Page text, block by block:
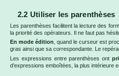
2.2 Utiliser les parenthèses
Les parenthèses facilitent la lecture des
la priorité des opérateurs. Il ne faut pas
En mode édition, quand le curseur est
gras ainsi que sa correspondante. Le
Les expressions entre parenthèses ont
d’expressions emboîtées, la plus intérieure